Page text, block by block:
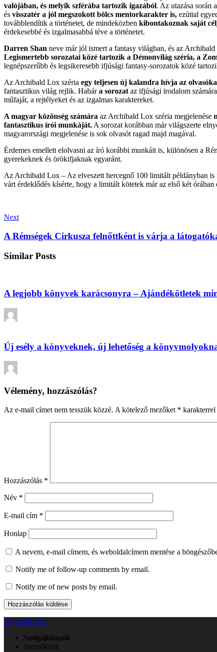
valójában, és melyik szférába tartozik igazából. Az utazása során
és visszatér a jól megszokott bölcs mentorkarakter is, ezúttal
továbblendítik a történetet, de mindeközben kibontakoznak saját
érdekesebbé és izgalmasabbá téve a történetet.
Darren Shan neve már jól ismert a fantasy világban, és az
Legismertebb sorozatai közé tartozik a Démonvilág széria, a
legnépszerűbb és legsikeresebb ifjúsági fantasy-sorozatok közé
Az Archibald Lox széria egy teljesen új kalandra hívja az
fantasztikus világ rejlik. Habára sorozat az ifjúsági irodalom
műfaját, a rejtélyeket és az izgalmas karaktereket.
A magyar közönség számára az Archibald Lox széria megjelenése
fantasztikus írói munkáját. A sorozat korábban már világszerte
magyarországi megjelenése is sok olvasót ragad majd magával.
Érdemes emellett elolvasni az író korábbi munkáit is, különösen a
gyerekeknek és örökifjaknak egyaránt.
Az Archibald Lox – Az elveszett hercegnő 100 limitált példányban
várt érdeklődés kísérte, hogy a limitált kötetek már az első két
Next
A Rémségek Cirkusza felnőttként is várja a
Similar Posts
A legjobb könyvek karácsonyra – Ajándékötletek
Új esély a könyveknek, új lehetőség a
Vélemény, hozzászólás?
Az e-mail címet nem tesszük közzé. A kötelező mezőket *
Hozzászólás *
Név *
E-mail cím *
Honlap
A nevem, e-mail címem, és weboldalcímem mentése a
Notify me of follow-up comments by email.
Notify me of new posts by email.
Bejelentkezés
Szolgáltatások
Szerzőknek